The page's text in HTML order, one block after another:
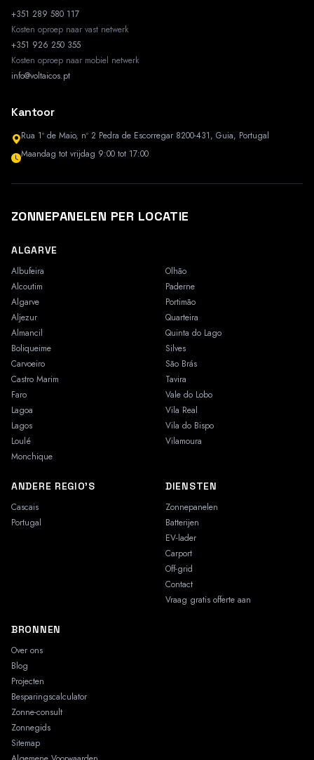
+351 289 580 117
Kosten oproep naar vast netwerk
+351 926 250 355
Kosten oproep naar mobiel netwerk
info@voltaicos.pt
Kantoor
Rua 1º de Maio, nº 2 Pedra de Escorregar 8200-431, Guia, Portugal
Maandag tot vrijdag 9:00 tot 17:00
ZONNEPANELEN PER LOCATIE
ALGARVE
Albufeira
Alcoutim
Algarve
Aljezur
Almancil
Boliqueime
Carvoeiro
Castro Marim
Faro
Lagoa
Lagos
Loulé
Monchique
Olhão
Paderne
Portimão
Quarteira
Quinta do Lago
Silves
São Brás
Tavira
Vale do Lobo
Vila Real
Vila do Bispo
Vilamoura
ANDERE REGIO'S
Cascais
Portugal
DIENSTEN
Zonnepanelen
Batterijen
EV-lader
Carport
Off-grid
Contact
Vraag gratis offerte aan
BRONNEN
Over ons
Blog
Projecten
Besparingscalculator
Zonne-consult
Zonnegids
Sitemap